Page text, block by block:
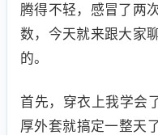
腾得不轻，感冒了两
数，今天就来跟大家
的。
首先，穿衣上我学会
厚外套就搞定一整天